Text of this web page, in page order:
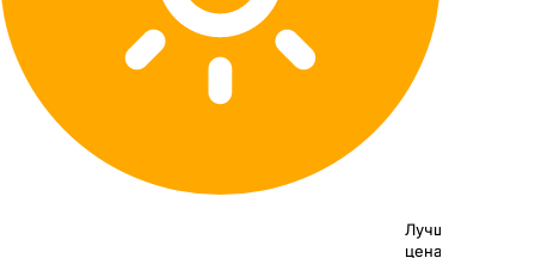
Лучшая
цена